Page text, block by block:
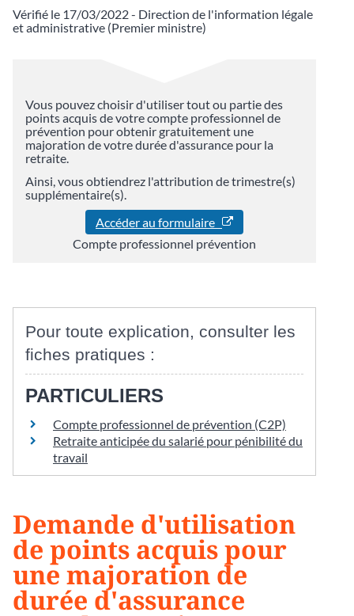
Vérifié le 17/03/2022 - Direction de l'information légale
et administrative (Premier ministre)
Vous pouvez choisir d'utiliser tout ou partie des
points acquis de votre compte professionnel de
prévention pour obtenir gratuitement une
majoration de votre durée d'assurance pour la
retraite.
Ainsi, vous obtiendrez l'attribution de trimestre(s)
supplémentaire(s).
Accéder au formulaire
Compte professionnel prévention
Pour toute explication, consulter les
fiches pratiques :
PARTICULIERS
Compte professionnel de prévention (C2P)
Retraite anticipée du salarié pour pénibilité du
travail
Demande d'utilisation
de points acquis pour
une majoration de
durée d'assurance